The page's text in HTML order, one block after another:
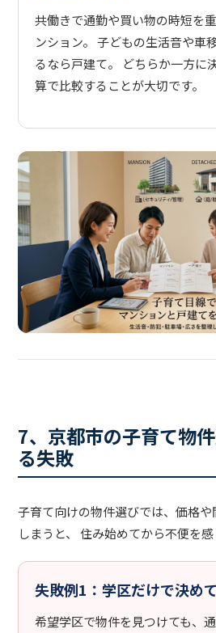
共働きで通勤や買い物の時短を
ンション。 子どもの生活音や車
るなら戸建て。 どちらか一方に
算で比較することが大切です。
7、京都市の子育て物
る失敗
子育て向けの物件選びでは、価格
しまうと、 住み始めてから不便を感
失敗例1：学区だけで決め
希望学区で物件を見つけても、